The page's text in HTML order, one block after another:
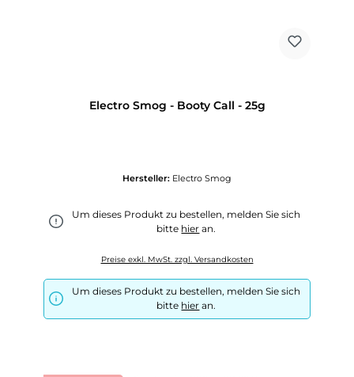
Electro Smog - Booty Call - 25g
Hersteller: Electro Smog
Um dieses Produkt zu bestellen, melden Sie sich
bitte hier an.
Preise exkl. MwSt. zzgl. Versandkosten
Um dieses Produkt zu bestellen, melden Sie sich
bitte hier an.